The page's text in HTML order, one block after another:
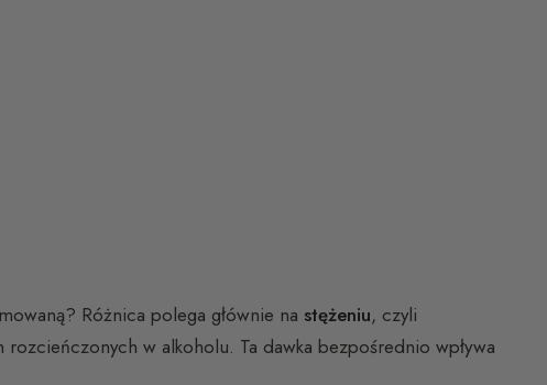
Różnica polega głównie na stężeniu, czyli
w alkoholu. Ta dawka bezpośrednio wpływa